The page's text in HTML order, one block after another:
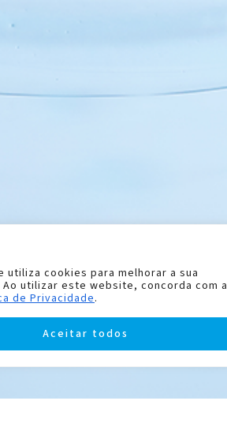
utiliza cookies para melhorar a sua
utilizar este website, concorda com a
de Privacidade.
Aceitar todos